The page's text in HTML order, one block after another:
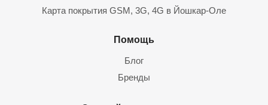
Карта покрытия GSM, 3G, 4G в Йошкар-Оле
Помощь
Блог
Бренды